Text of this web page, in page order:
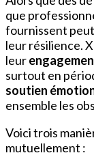
que
fournissent
leur résilience.
leur
surtout en
soutien
ensemble les
Voici trois
mutuellement :